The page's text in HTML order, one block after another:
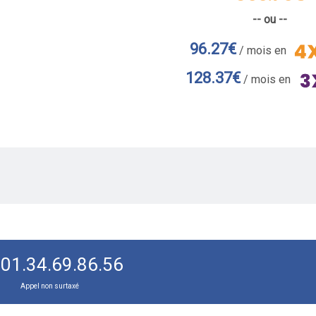
-- ou --
96.27€/ mois en
128.37€/ mois en
Appel non surtaxé